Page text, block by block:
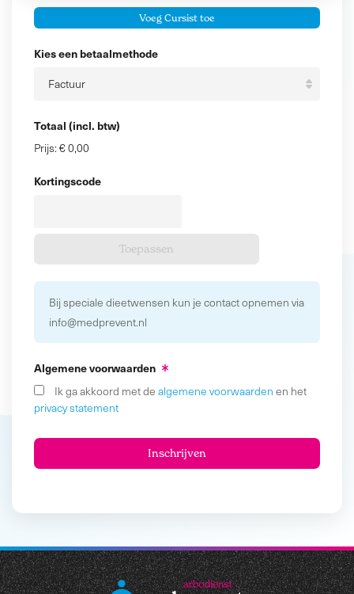
Tussenvoegsel
Voeg Cursist toe
Kies een betaalmethode
Totaal (incl. btw)
Prijs: € 0,00
Kortingscode
Bij speciale dieetwensen kun je contact opnemen via
info@medprevent.nl
Algemene voorwaarden
Ik ga akkoord met de algemene voorwaarden en het
privacy statement